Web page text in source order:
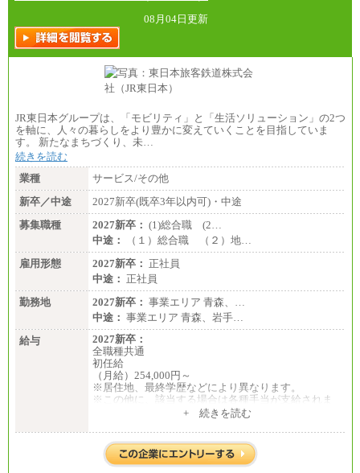
訪日事業職 月給202,000～227,000円＋地域間調整
給
※詳細はJTBキャリアサイトよりご確認ください。
■(株)JTBビジネストランスフォーム
総合職 月給205,000～225,000円＋地域間調整給
エリア総合職 月給185,000円＋地域間調整給
■(株)JTBデータサービス ※2027年新卒募集終了
総合職 月給186,000～194,000円＋地域手当
■I&Jデジタルイノベーション(株)
総合職 月給224,500～242,600円＋地域手当
※詳細はJTBキャリアサイトよりご確認ください。
＜有期社員コース＞
■(株)JTBビジネストランスフォーム
有期契約職 月給185,000～195,000円
※詳細はJTBキャリアサイトよりご確認ください。
■(株)JTBパブリッシング ※2027年新卒募集終了
総合職 月給241,000円
中途：
①月給227,000円以上
②月給212,000円以上
③月給172,500円以上
④月給23万円～37万円
⑤月給20万円～25万円
⑥月給33万円～48万円
⑦月給271,000円以上
⑧～⑮月給200,000円〜月給400,000円
⑯月給185,000円以上
⑰月給237,000円以上
⑱月給212,000円以上
⑲東京：月給202,000 円以上 、京都：月給193,000 円
以上
08月04日更新
JR東日本グループは、「モビリティ」と「生活ソリューション」の2つ
を軸に、人々の暮らしをより豊かに変えていくことを目指していま
す。 新たなまちづくり、未…
続きを読む
業種
サービス/その他
新卒／中途
2027新卒(既卒3年以内可)・中途
募集職種
2027新卒： (1)総合職 (2…
中途：
（１）総合職 （２）地…
雇用形態
2027新卒： 正社員
中途： 正社員
勤務地
2027新卒： 事業エリア 青森、…
中途： 事業エリア 青森、岩手…
給与
2027新卒：
全職種共通
初任給
（月給）254,000円～
※居住地、最終学歴などにより異なります。
※この他に、該当する場合は各種手当が支給されま
中途：
全職種共通
+ 続きを読む